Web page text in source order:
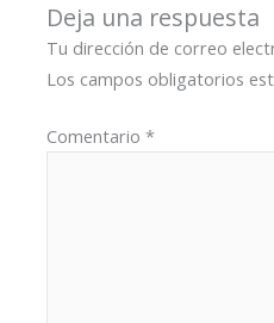
Deja una respuesta
Tu dirección de correo
Los campos obligatorios
Comentario*